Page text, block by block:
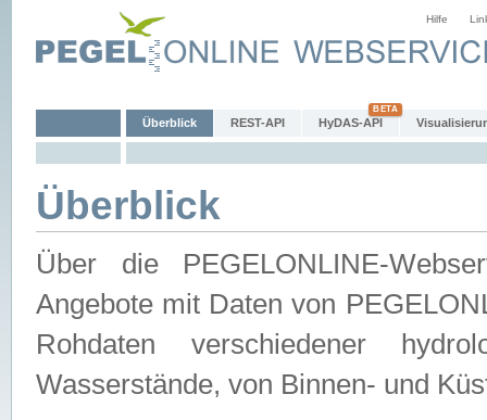
Hilfe
Überblick REST-API HyDAS-API
Überblick
Über die PEGELONLINE-
Angebote mit Daten von
Rohdaten verschiedener
Wasserstände, von Binnen- und